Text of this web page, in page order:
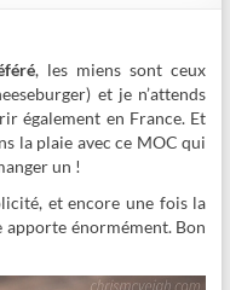
, les miens sont ceux
et je n’attends
également en France. Et
la plaie avec ce MOC qui
un !
et encore une fois la
apporte énormément. Bon